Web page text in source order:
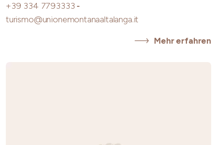
+39 334 7793333 -
turismo@unionemontanaaltalanga.it
Mehr erfahren